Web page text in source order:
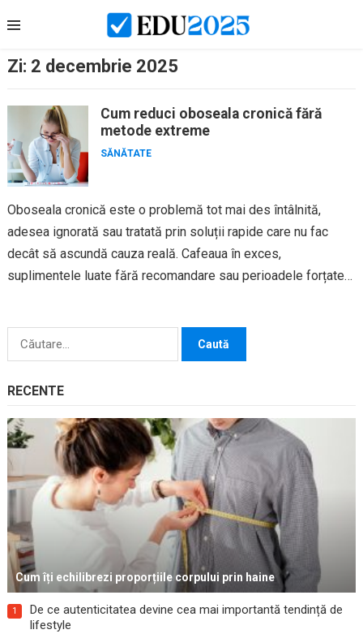
to
Zi: 2 decembrie 2025
Cum reduci oboseala cronică fără
metode extreme
SĂNĂTATE
Oboseala cronică este o problemă tot mai des întâlnită,
adesea ignorată sau tratată prin soluții rapide care nu fac
decât să ascundă cauza reală. Cafeaua în exces,
suplimentele luate fără recomandare sau perioadele forțate
Caută
RECENTE
Cum îți echilibrezi proporțiile corpului prin haine
1
De ce autenticitatea devine cea mai importantă tendință de
lifestyle